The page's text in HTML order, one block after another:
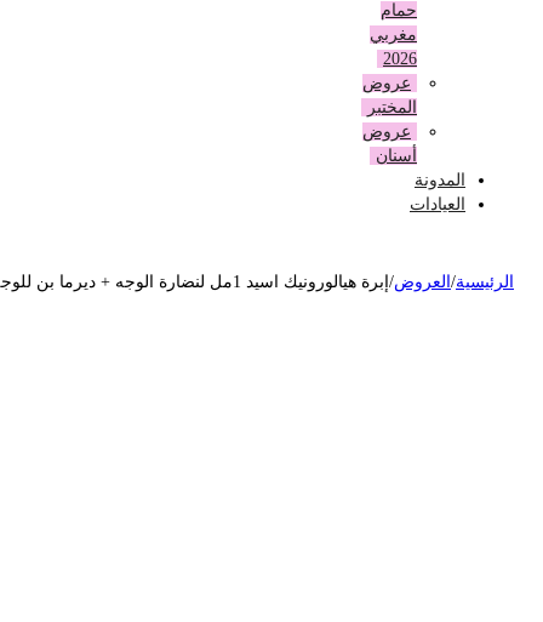
حمام
مغربي
عروض
المختبر
عروض
أسنان
المدونة
العيادات
/العروض إبرة هيالورونيك اسيد 1مل لنضارة الوجه + ديرما بن للوجه